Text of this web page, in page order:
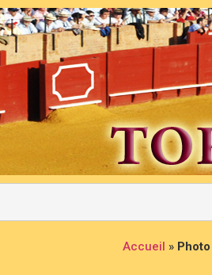
Accueil »